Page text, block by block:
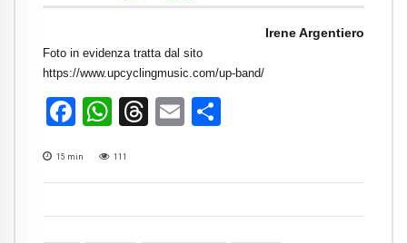
Irene Argentiero
Foto in evidenza tratta dal sito
https://www.upcyclingmusic.com/up-band/
Facebook
WhatsApp
Threads
Email
15 min 111